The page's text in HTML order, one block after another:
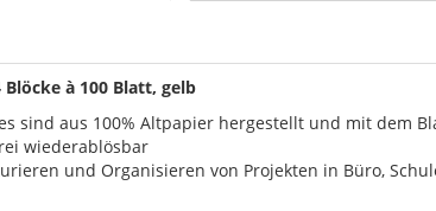
à 100 Blatt, gelb
sind aus 100% Altpapier hergestellt und mit dem
wiederablösbar
und Organisieren von Projekten in Büro,